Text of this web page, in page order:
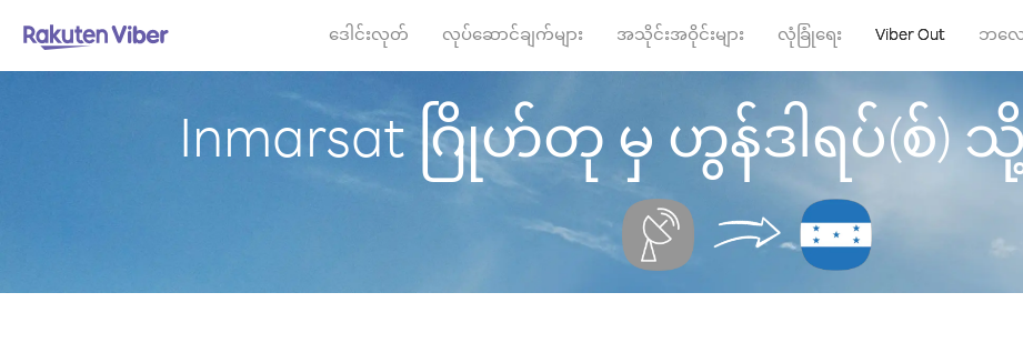
ဒေါင်းလုတ် လုပ်ဆောင်ချက်များ အသိုင်းအဝိုင်းများ လုံခြုံရေး Viber Out ဘလေ
Inmarsat ဂြိုဟ်တု မှ ဟွန်ဒါရပ်(စ်)